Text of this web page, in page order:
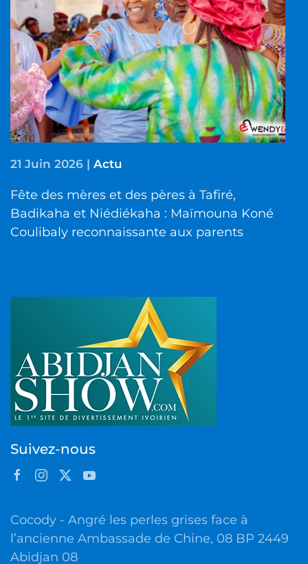
21 Juin 2026 | Actu
Fête des mères et des pères à Tafiré,
Badikaha et Niédiékaha : Maïmouna Koné
Coulibaly reconnaissante aux parents
Suivez-nous
Cocody - Angré les perles grises face à
l’ancienne Ambassade de Chine, 08 BP 2449
Abidjan 08